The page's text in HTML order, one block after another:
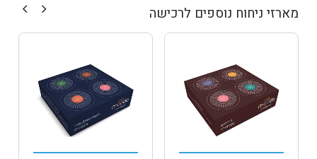
מארזי ניחוח נוספים לרכישה